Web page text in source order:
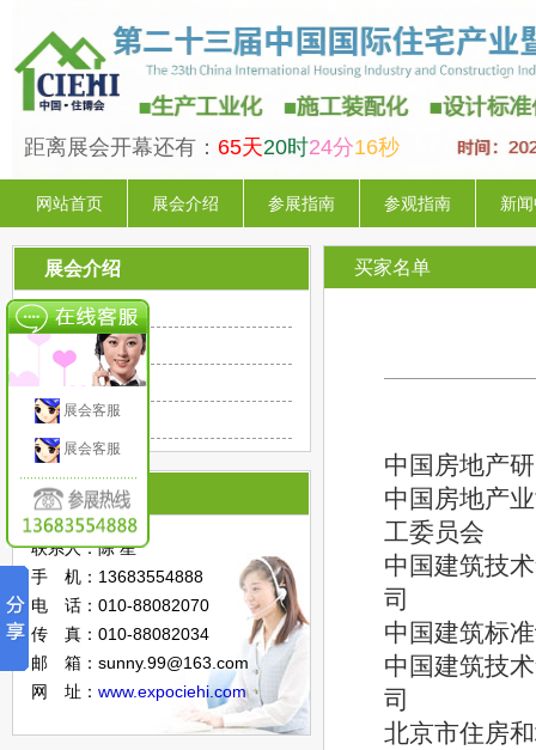
距离展会开幕还有： 65天20时24分16秒
网站首页 展会介绍 参展指南 参观指南 新
展会介绍
关于展会
展商名单
买家名单
广告计划
大会组委会
联系人：陈 星
手 机：13683554888
电 话：010-88082070
传 真：010-88082034
邮 箱：sunny.99@163.com
网 址： www.expociehi.com
买家名单
中国房地产
中国房地产
工委员会
中国建筑技
司
中国建筑标
中国建筑技
司
北京市住房
展会客服
展会客服